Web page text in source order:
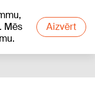
Mēs
Aizvērt